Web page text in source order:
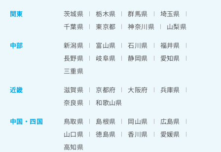
関東
茨城県 栃木県 群馬県
埼玉県
千葉県
東京都 神奈川県
山梨県
中部
新潟県 富山県 石川県
福井県
長野県
岐阜県 静岡県
愛知県
三重県
近畿
滋賀県 京都府 大阪府
兵庫県
奈良県
和歌山県
中国・四国
鳥取県 島根県 岡山県
広島県
山口県
徳島県 香川県
愛媛県
高知県